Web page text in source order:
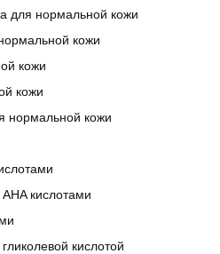
для нормальной кожи
кожи
кожи
кожи
нормальной кожи
кислотами
кислотой